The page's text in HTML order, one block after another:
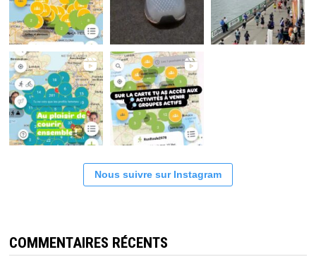
Nous suivre sur Instagram
COMMENTAIRES RÉCENTS